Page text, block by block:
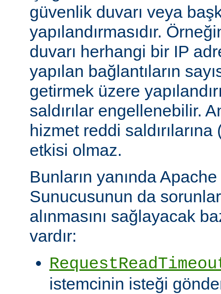
güvenlik duvarı veya
yapılandırmasıdır.
duvarı herhangi bir IP
yapılan bağlantıların
getirmek üzere
saldırılar engellenebilir.
hizmet reddi
etkisi olmaz.
Bunların yanında
Sunucusunun da
alınmasını sağlayacak
vardır:
istemcinin isteği